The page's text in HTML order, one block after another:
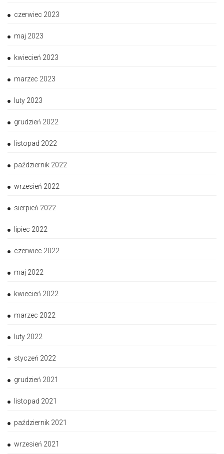
czerwiec 2023
maj 2023
kwiecień 2023
marzec 2023
luty 2023
grudzień 2022
listopad 2022
październik 2022
wrzesień 2022
sierpień 2022
lipiec 2022
czerwiec 2022
maj 2022
kwiecień 2022
marzec 2022
luty 2022
styczeń 2022
grudzień 2021
listopad 2021
październik 2021
wrzesień 2021